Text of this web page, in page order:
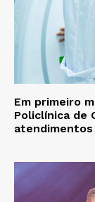
Em primeiro
Policlínica de
atendimentos